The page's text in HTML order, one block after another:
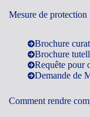
Mesure de protection
Brochure
Brochure
Requête pour
Demande de
Comment rendre